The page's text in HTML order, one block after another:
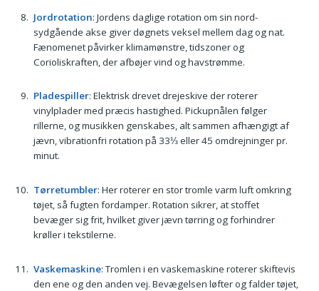
Jordrotation: Jordens daglige rotation om sin nord-
sydgående akse giver døgnets veksel mellem dag og nat.
Fænomenet påvirker klimamønstre, tidszoner og
Corioliskraften, der afbøjer vind og havstrømme.
Pladespiller: Elektrisk drevet drejeskive der roterer
vinylplader med præcis hastighed. Pickupnålen følger
rillerne, og musikken genskabes, alt sammen afhængigt af
jævn, vibrationfri rotation på 33⅓ eller 45 omdrejninger pr.
minut.
Tørretumbler: Her roterer en stor tromle varm luft omkring
tøjet, så fugten fordamper. Rotation sikrer, at stoffet
bevæger sig frit, hvilket giver jævn tørring og forhindrer
krøller i tekstilerne.
Vaskemaskine: Tromlen i en vaskemaskine roterer skiftevis
den ene og den anden vej. Bevægelsen løfter og falder tøjet,